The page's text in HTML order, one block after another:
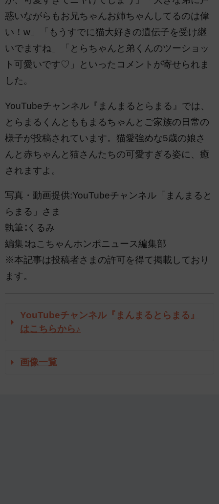
惑いながらもお兄ちゃんお姉ちゃんしてるのは偉
い！w」「もうすでに猫大好きの遺伝子を受け継
いでますね」「とらちゃんと弟くんのツーショッ
ト可愛いです♡」といったコメントが寄せられま
した。
YouTubeチャンネル『まんまるとらまる』では、
とらまるくんとももまるちゃんとご家族の日常の
様子が投稿されています。猫愛強めな5歳の娘さ
んと赤ちゃんと猫さんたちの可愛すぎる姿に、癒
されますよ。
写真・動画提供:YouTubeチャンネル「まんまると
らまる」さま
執筆∶くるみ
編集∶ねこちゃんホンポニュース編集部
※本記事は投稿者さまの許可を得て掲載しており
ます。
YouTubeチャンネル『まんまるとらまる』
はこちらから♪
画像一覧